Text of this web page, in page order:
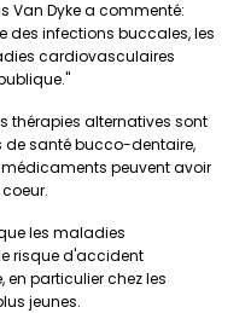
Van Dyke a commenté:
des infections buccales, les
cardiovasculaires
thérapies alternatives sont
de santé bucco-dentaire,
peuvent avoir
les maladies
risque d'accident
particulier chez les
jeunes.